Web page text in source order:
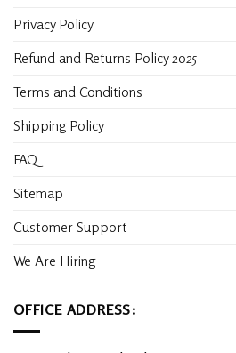
Privacy Policy
Refund and Returns Policy 2025
Terms and Conditions
Shipping Policy
FAQ
Sitemap
Customer Support
We Are Hiring
OFFICE ADDRESS: